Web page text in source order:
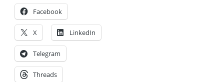
Facebook
X LinkedIn
Telegram
Threads